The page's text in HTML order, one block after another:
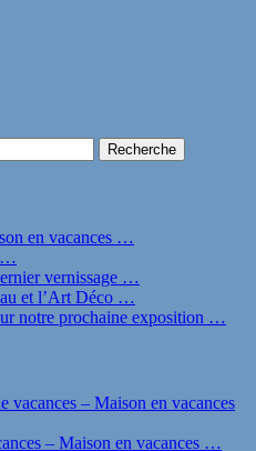
en vacances …
…
vernissage …
et l’Art Déco …
notre prochaine exposition …
vacances – Maison en vacances
– Maison en vacances …